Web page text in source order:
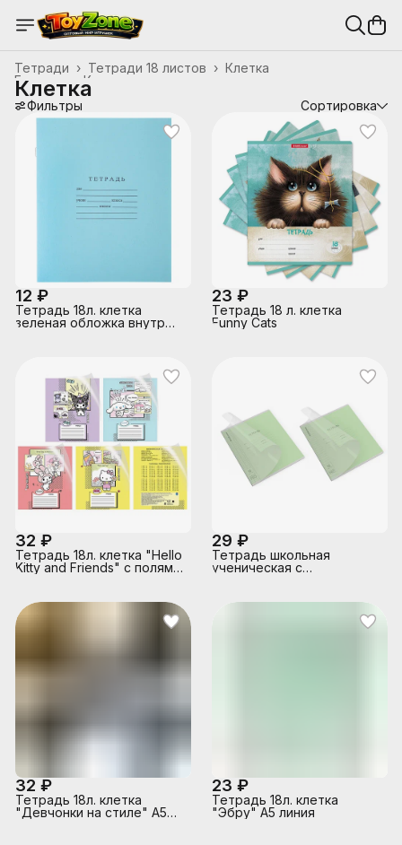
Клетка
Тетради 18 листов ›
Тетради ›
Канцтовары, школьные принадлежности
Главная
Клетка
Фильтры Сортировка
12 ₽
Тетрадь 18л. клетка
зеленая обложка внутр
23 ₽
Тетрадь 18 л. клетка
Funny Cats
32 ₽
Тетрадь 18л. клетка "Hello
Kitty and Friends" с полями
29 ₽
Тетрадь школьная
ученическая с
Классика CoverPrо fizzy,
зеленая, А5, 18 листов, кл/
32 ₽
Тетрадь 18л. клетка
"Девчонки на стиле" А5+,
23 ₽
Тетрадь 18л. клетка
"Эбру" А5 линия